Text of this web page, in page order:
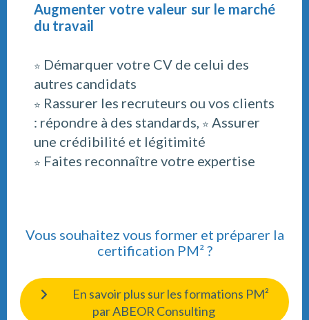
Augmenter votre valeur sur le marché
du travail
⭐ Démarquer votre CV de celui des
autres candidats
⭐ Rassurer les recruteurs ou vos clients
: répondre à des standards, ⭐ Assurer
une crédibilité et légitimité
⭐ Faites reconnaître votre expertise
Vous souhaitez vous former et préparer la
certification PM² ?
En savoir plus sur les formations PM²
par ABEOR Consulting